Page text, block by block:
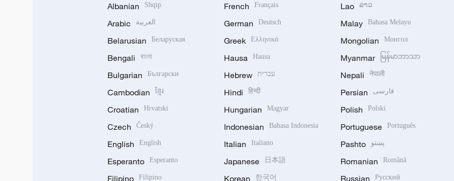
Albanian Shqip
Arabic العربية
Belarusian Беларуская
Bengali বাংলা
Bulgarian Български
Cambodian ខ្មែរ
Croatian Hrvatski
Czech Český
English English
Esperanto Esperanto
Filipino Filipino
French Français
German Deutsch
Greek Ελληνικά
Hausa Hausa
Hebrew עברית
Hindi हिन्दी
Hungarian Magyar
Indonesian Bahasa Indonesia
Italian Italiano
Japanese 日本語
Korean 한국어
Lao ລາວ
Malay Bahasa Melayu
Mongolian Монгол
Myanmar မြန်မာဘာသာ
Nepali नेपाली
Persian فارسی
Polish Polski
Portuguese Português
Pashto پښتو
Romanian Română
Russian Русский